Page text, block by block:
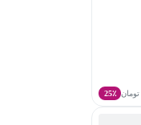
تومان 25٪